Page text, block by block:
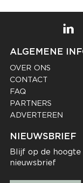
ALGEMENE
OVER ONS
CONTACT
FAQ
PARTNERS
ADVERTEREN
NIEUWSBRIEF
Blijf op de hoogte
nieuwsbrief